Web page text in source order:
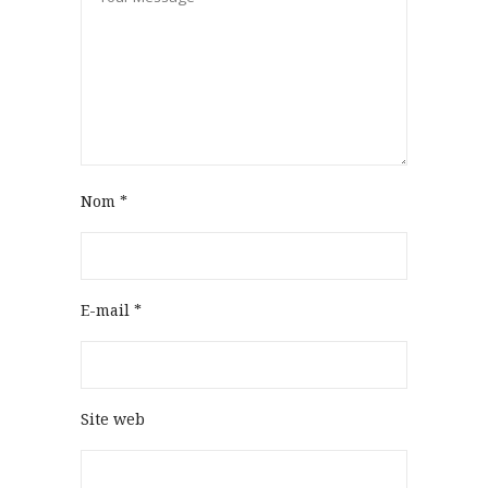
Nom *
E-mail *
Site web